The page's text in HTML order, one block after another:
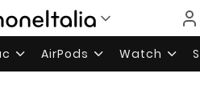
AirPods Watch